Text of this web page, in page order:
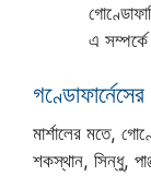
এ
গণ্ডোফার্নেসের
মার্শালের মতে,
শকস্থান, সিন্ধু,